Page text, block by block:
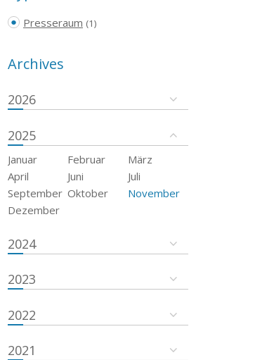
Presseraum (1)
Archives
2026
2025
Januar Februar
März
April
Juni
Juli
September Oktober
November
Dezember
2024
2023
2022
2021